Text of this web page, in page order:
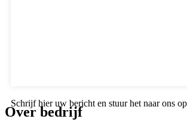
Schrijf hier uw bericht en stuur het naar ons op
Over bedrijf